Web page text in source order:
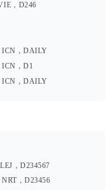
，D246
ICN，DAILY
ICN，D1
ICN，DAILY
，D234567
，D23456